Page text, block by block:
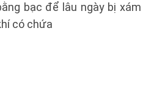
bạc để lâu ngày bị xám
có chứa